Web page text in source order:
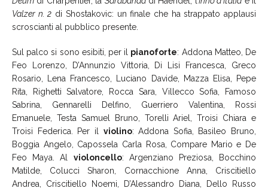
Valzer n. 2 di Shostakovic: un finale che ha strappato applausi
scroscianti al pubblico presente.
Sul palco si sono esibiti, per il pianoforte: Addona Matteo, De
Feo Lorenzo, D’Annunzio Vittoria, Di Lisi Francesca, Greco
Rosario, Lena Francesco, Luciano Davide, Mazza Elisa, Pepe
Rita, Righetti Salvatore, Rocca Sara, Villecco Sofia, Famoso
Sabrina, Gennarelli Delfino, Guerriero Valentina, Rossi
Emanuele, Testa Samuel Bruno, Torelli Ariel, Troisi Chiara e
Troisi Federica. Per il violino: Addona Sofia, Basileo Bruno,
Boggia Angelo, Capossela Carla Rosa, Compare Mario e De
Feo Maya. Al violoncello: Argenziano Preziosa, Bocchino
Matilde, Colucci Sharon, Cornacchione Anna, Criscitiello
Andrea, Criscitiello Noemi, D’Alessandro Diana, Dello Russo